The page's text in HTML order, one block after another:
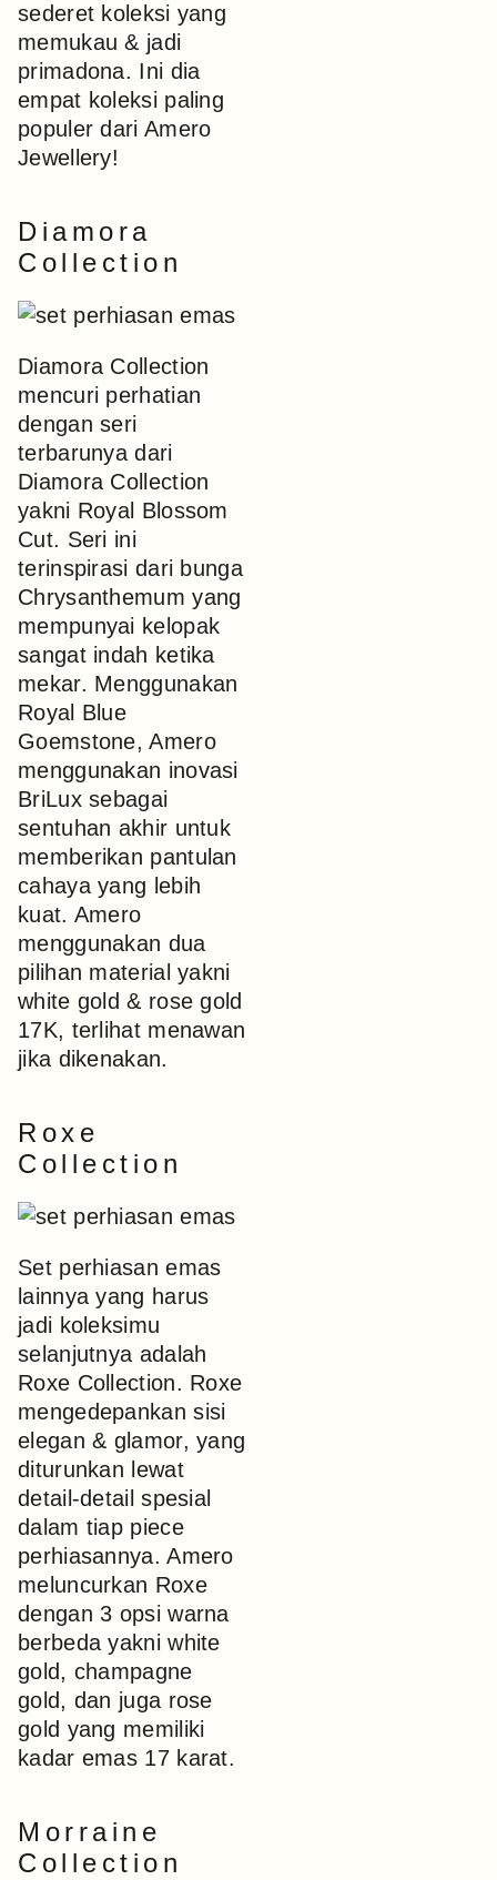
sederet koleksi yang
memukau & jadi
primadona. Ini dia
empat koleksi paling
populer dari Amero
Jewellery!
Diamora
Collection
Diamora Collection
mencuri perhatian
dengan seri
terbarunya dari
Diamora Collection
yakni Royal Blossom
Cut. Seri ini
terinspirasi dari bunga
Chrysanthemum yang
mempunyai kelopak
sangat indah ketika
mekar. Menggunakan
Royal Blue
Goemstone, Amero
menggunakan inovasi
BriLux sebagai
sentuhan akhir untuk
memberikan pantulan
cahaya yang lebih
kuat. Amero
menggunakan dua
pilihan material yakni
white gold & rose gold
17K, terlihat menawan
jika dikenakan.
Roxe
Collection
Set perhiasan emas
lainnya yang harus
jadi koleksimu
selanjutnya adalah
Roxe Collection. Roxe
mengedepankan sisi
elegan & glamor, yang
diturunkan lewat
detail-detail spesial
dalam tiap piece
perhiasannya. Amero
meluncurkan Roxe
dengan 3 opsi warna
berbeda yakni white
gold, champagne
gold, dan juga rose
gold yang memiliki
kadar emas 17 karat.
Morraine
Collection